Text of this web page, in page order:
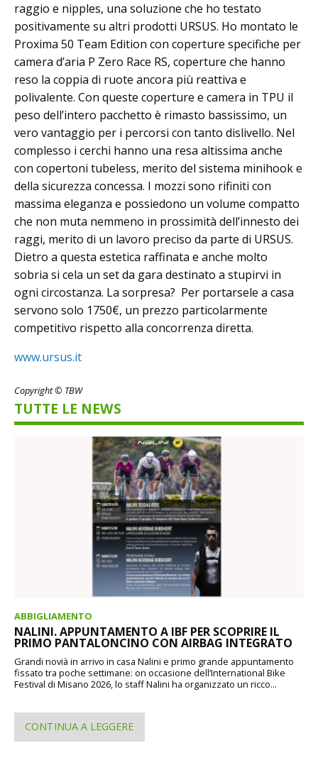
raggio e nipples, una soluzione che ho testato
positivamente su altri prodotti URSUS. Ho montato le
Proxima 50 Team Edition con coperture specifiche per
camera d’aria P Zero Race RS, coperture che hanno
reso la coppia di ruote ancora più reattiva e
polivalente. Con queste coperture e camera in TPU il
peso dell’intero pacchetto è rimasto bassissimo, un
vero vantaggio per i percorsi con tanto dislivello. Nel
complesso i cerchi hanno una resa altissima anche
con copertoni tubeless, merito del sistema minihook e
della sicurezza concessa. I mozzi sono rifiniti con
massima eleganza e possiedono un volume compatto
che non muta nemmeno in prossimità dell’innesto dei
raggi, merito di un lavoro preciso da parte di URSUS.
Dietro a questa estetica raffinata e anche molto
sobria si cela un set da gara destinato a stupirvi in
ogni circostanza. La sorpresa? Per portarsele a casa
servono solo 1750€, un prezzo particolarmente
competitivo rispetto alla concorrenza diretta.
www.ursus.it
Copyright © TBW
TUTTE LE NEWS
ABBIGLIAMENTO
NALINI. APPUNTAMENTO A IBF PER SCOPRIRE IL
PRIMO PANTALONCINO CON AIRBAG INTEGRATO
Grandi novià in arrivo in casa Nalini e primo grande appuntamento
fissato tra poche settimane: on occasione dell’International Bike
Festival di Misano 2026, lo staff Nalini ha organizzato un ricco...
CONTINUA A LEGGERE